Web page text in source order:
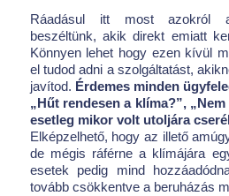
Ráadásul itt most azokról
beszéltünk, akik direkt emiatt
Könnyen lehet hogy ezen kívül
el tudod adni a szolgáltatást,
javítod. Érdemes minden
„Hűt rendesen a klíma?”,
esetleg mikor volt utoljára
Elképzelhető, hogy az illető
de mégis ráférne a klímájára
esetek pedig mind
tovább csökkentve a beruházás